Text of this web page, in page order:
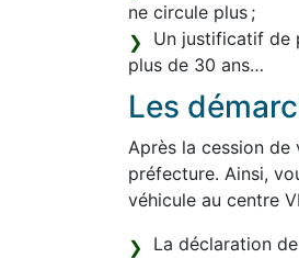
ne circule plus ;
Un justificatif de
plus de 30 ans…
Les
Après la cession
préfecture. Ainsi,
véhicule au centre
La déclaration